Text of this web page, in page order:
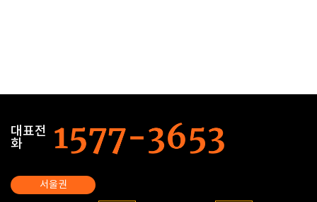
대표전
화